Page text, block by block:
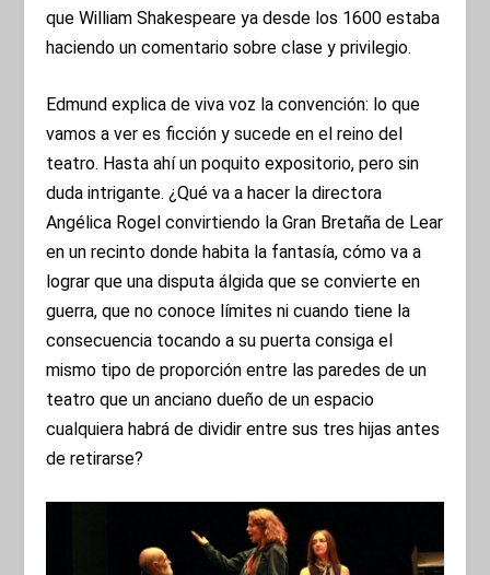
que William Shakespeare ya desde los 1600 estaba
haciendo un comentario sobre clase y privilegio.
Edmund explica de viva voz la convención: lo que
vamos a ver es ficción y sucede en el reino del
teatro. Hasta ahí un poquito expositorio, pero sin
duda intrigante. ¿Qué va a hacer la directora
Angélica Rogel convirtiendo la Gran Bretaña de Lear
en un recinto donde habita la fantasía, cómo va a
lograr que una disputa álgida que se convierte en
guerra, que no conoce límites ni cuando tiene la
consecuencia tocando a su puerta consiga el
mismo tipo de proporción entre las paredes de un
teatro que un anciano dueño de un espacio
cualquiera habrá de dividir entre sus tres hijas antes
de retirarse?